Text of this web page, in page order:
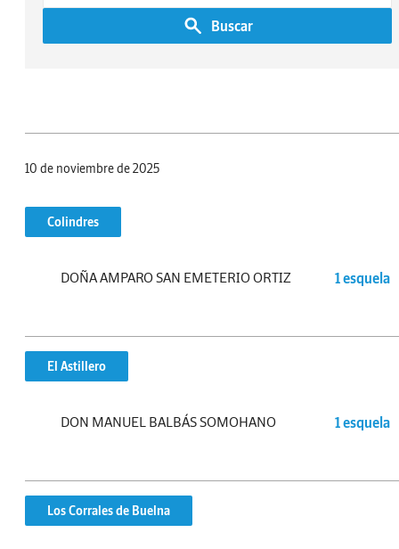
Buscar
10 de noviembre de 2025
Colindres
DOÑA AMPARO SAN EMETERIO ORTIZ 1 esquela
El Astillero
DON MANUEL BALBÁS SOMOHANO 1 esquela
Los Corrales de Buelna